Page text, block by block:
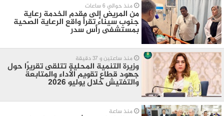
منذ حوالي 6 ساعات
من المريض إلى مقدم الخدمة رعاية
جنوب سيناء تقرأ واقع الرعاية الصحية
بمستشفى رأس سدر
منذ ساعتين و 37 دقيقة
وزيرة التنمية المحلية تتلقى تقريرًا حول
جهود قطاع تقويم الأداء والمتابعة
والتفتيش خلال يوليو 2026
منذ ساعة